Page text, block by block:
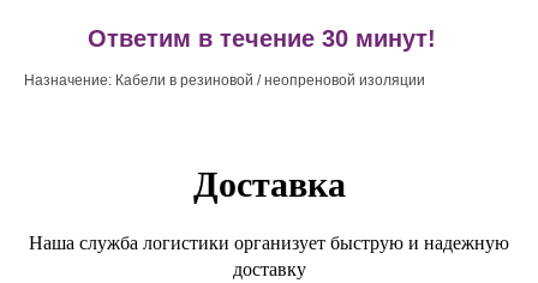
Ответим в течение 30 минут!
Назначение: Кабели в резиновой / неопреновой изоляции
Доставка
Наша служба логистики организует быструю и надежную
доставку